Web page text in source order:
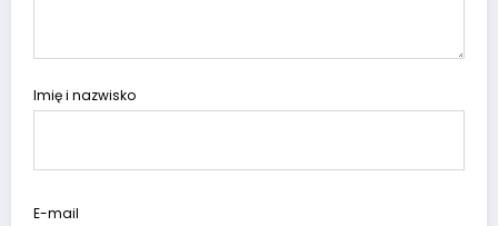
Imię i nazwisko
E-mail